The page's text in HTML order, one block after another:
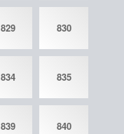
829 830
834 835
839 840